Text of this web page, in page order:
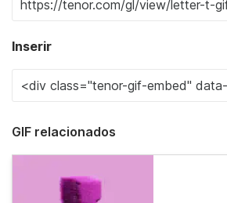
Inserir
GIF relacionados